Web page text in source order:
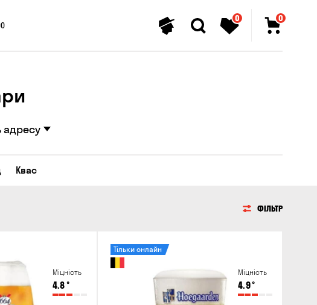
0 0
адресу
Квас
ФІЛЬТР
Міцність
4.8°
Міцність
4.9°
Тільки онлайн